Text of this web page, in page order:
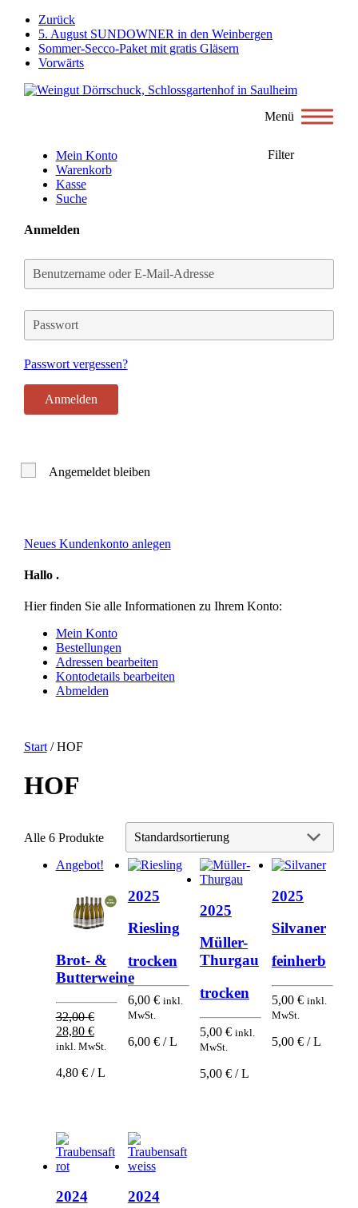
Weiter
zum
Inhalt
Zurück
5. August SUNDOWNER in den Weinbergen
Sommer-Secco-Paket mit gratis Gläsern
Vorwärts
Menü
Filter
Mein Konto
Warenkorb
Kasse
Suche
Anmelden
Benutzername
oder
E-
Adresse
Passwort
Passwort vergessen?
Angemeldet bleiben
Neues Kundenkonto anlegen
Hallo .
Hier finden Sie alle Informationen zu Ihrem Konto:
Mein Konto
Bestellungen
Adressen bearbeiten
Kontodetails bearbeiten
Abmelden
Start/ HOF
HOF
Alle 6 Produkte
Angebot!
Brot- &
Butterweine
32,00€
Ursprünglicher
Preis
32,00 €
28,80 €Aktueller
Preis
28,80 €.
inkl. MwSt.
4,80 € / L
2025
Riesling
trocken
6,00 € inkl.
MwSt.
6,00 € / L
2025
Müller-
Thurgau
trocken
5,00 € inkl.
MwSt.
5,00 € / L
2025
Silvaner
feinherb
5,00€ inkl.
MwSt.
5,00 € / L
2024
2024